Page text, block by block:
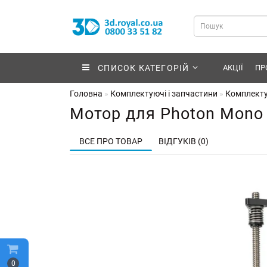
0
СПИСОК КАТЕГОРІЙ АКЦІЇ
Головна Комплектуючі і запчастини
Мотор для Photon
ВСЕ ПРО ТОВАР ВІДГУКІВ (0)